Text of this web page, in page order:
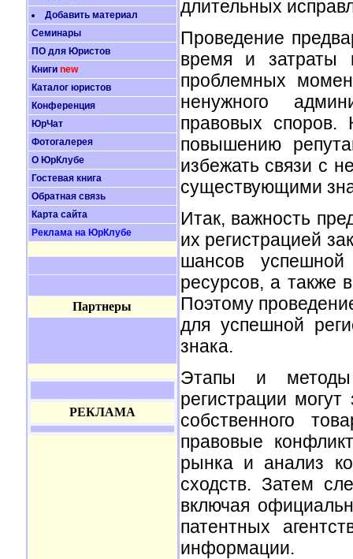
Добавить материал
Семинары
ПО для Юристов
Книги new
Каталог юристов
Конференция
ЮрЧат
Фотогалерея
О ЮрКлубе
Гостевая книга
Обратная связь
Карта сайта
Реклама на ЮрКлубе
Партнеры
РЕКЛАМА
длительных
Проведение
время и затраты
проблемных
ненужного
правовых споров.
повышению
избежать связи с
существующими
Итак, важность
их регистрацией
шансов
ресурсов, а также
Поэтому
для успешной
знака.
Этапы и методы
регистрации могут
собственного
правовые
рынка и анализ
сходств. Затем
включая
патентных
информации.